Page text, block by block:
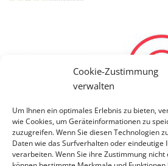
Cookie-Zustimmung
verwalten
Um Ihnen ein optimales Erlebnis zu bieten,
wie Cookies, um Geräteinformationen zu
zuzugreifen. Wenn Sie diesen Technologien
Daten wie das Surfverhalten oder eindeutige
verarbeiten. Wenn Sie ihre Zustimmung